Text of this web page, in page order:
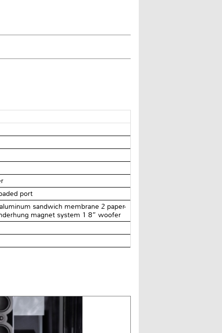
port
sandwich membrane 2 paper-
magnet system 1 8” woofer